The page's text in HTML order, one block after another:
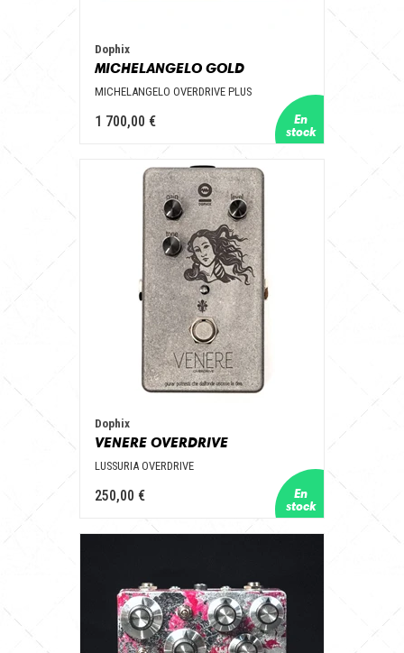
Dophix
MICHELANGELO GOLD
MICHELANGELO OVERDRIVE PLUS
1 700,00 €
Dophix
VENERE OVERDRIVE
LUSSURIA OVERDRIVE
250,00 €